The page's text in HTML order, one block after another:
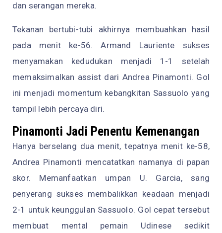
dan serangan mereka.
Tekanan bertubi-tubi akhirnya membuahkan hasil
pada menit ke-56. Armand Lauriente sukses
menyamakan kedudukan menjadi 1-1 setelah
memaksimalkan assist dari Andrea Pinamonti. Gol
ini menjadi momentum kebangkitan Sassuolo yang
tampil lebih percaya diri.
Pinamonti Jadi Penentu Kemenangan
Hanya berselang dua menit, tepatnya menit ke-58,
Andrea Pinamonti mencatatkan namanya di papan
skor. Memanfaatkan umpan U. Garcia, sang
penyerang sukses membalikkan keadaan menjadi
2-1 untuk keunggulan Sassuolo. Gol cepat tersebut
membuat mental pemain Udinese sedikit